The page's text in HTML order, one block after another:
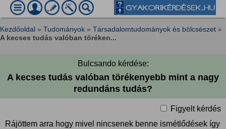
Kezdőoldal » Tudományok » Társadalomtudományok és bölcsészet »
A kecses tudás valóban töréken...
Bulcsando kérdése:
A kecses tudás valóban törékenyebb mint a nagy
redundáns tudás?
Figyelt kérdés
Rájöttem arra hogy mivel nincsenek benne ismétlődések így